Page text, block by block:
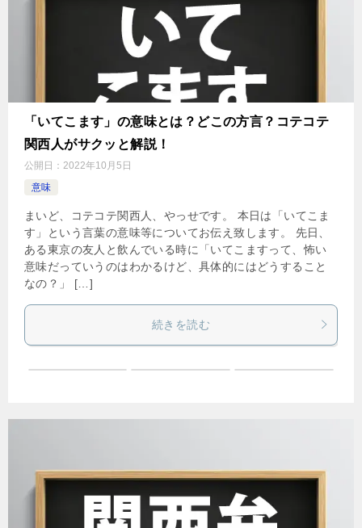
「いてこます」の意味とは？どこの方言？コテコテ
関西人がサクッと解説！
公開日： 2022年10月5日
意味
まいど、コテコテ関西人、やっせです。 本日は「いてこま
す」という言葉の意味等についてお伝え致します。 先日、
ある東京の友人と飲んでいる時に「いてこますって、怖い
意味だっていうのはわかるけど、具体的にはどうすること
なの？」 […]
続きを読む